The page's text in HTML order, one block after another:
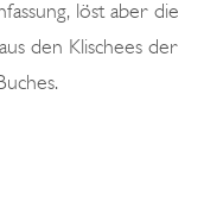
löst aber die
den Klischees der